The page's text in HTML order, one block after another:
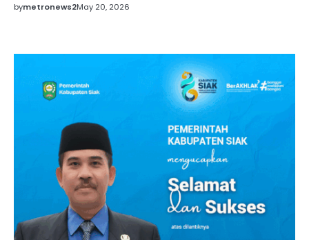
bymetronews2May 20, 2026